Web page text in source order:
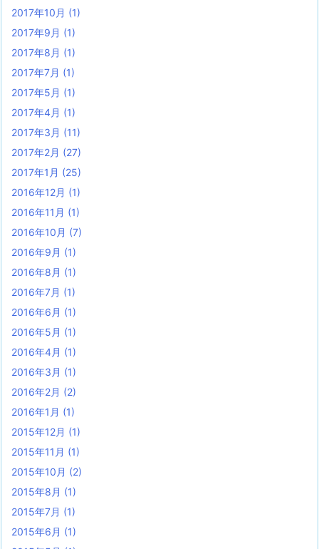
2017年10月 (1)
2017年9月 (1)
2017年8月 (1)
2017年7月 (1)
2017年5月 (1)
2017年4月 (1)
2017年3月 (11)
2017年2月 (27)
2017年1月 (25)
2016年12月 (1)
2016年11月 (1)
2016年10月 (7)
2016年9月 (1)
2016年8月 (1)
2016年7月 (1)
2016年6月 (1)
2016年5月 (1)
2016年4月 (1)
2016年3月 (1)
2016年2月 (2)
2016年1月 (1)
2015年12月 (1)
2015年11月 (1)
2015年10月 (2)
2015年8月 (1)
2015年7月 (1)
2015年6月 (1)